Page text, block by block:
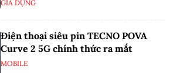
GIA DỤNG
Điện thoại siêu pin TECNO POVA
Curve 2 5G chính thức ra mắt
MOBILE